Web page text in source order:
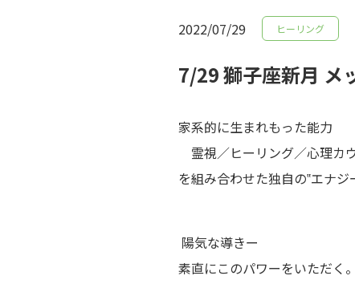
2022/07/29 ヒーリング
7/29 獅子座新月 メ
家系的に生まれもった能力
霊視／ヒーリング／心理カ
を組み合わせた独自の‟エナ
陽気な導きー
素直にこのパワーをいただく。